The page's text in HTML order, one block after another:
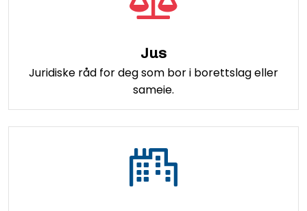
Jus
Juridiske råd for deg som bor i borettslag eller
sameie.